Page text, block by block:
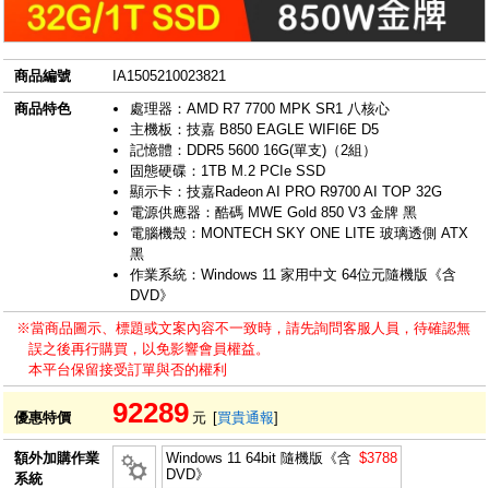
商品編號
IA1505210023821
商品特色
處理器：AMD R7 7700 MPK SR1 八核心
主機板：技嘉 B850 EAGLE WIFI6E D5
記憶體：DDR5 5600 16G(單支)（2組）
固態硬碟：1TB M.2 PCIe SSD
顯示卡：技嘉Radeon AI PRO R9700 AI TOP 32G
電源供應器：酷碼 MWE Gold 850 V3 金牌 黑
電腦機殼：MONTECH SKY ONE LITE 玻璃透側 ATX
黑
作業系統：Windows 11 家用中文 64位元隨機版《含
DVD》
※當商品圖示、標題或文案內容不一致時，請先詢問客服人員，待確認無
誤之後再行購買，以免影響會員權益。
本平台保留接受訂單與否的權利
優惠特價 92289 元 [買貴通報]
額外加購作業
系統
Windows 11 64bit 隨機版《含
DVD》
$3788